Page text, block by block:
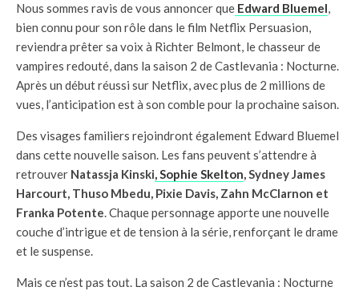
Nous sommes ravis de vous annoncer que Edward Bluemel,
bien connu pour son rôle dans le film Netflix Persuasion,
reviendra prêter sa voix à Richter Belmont, le chasseur de
vampires redouté, dans la saison 2 de Castlevania : Nocturne.
Après un début réussi sur Netflix, avec plus de 2 millions de
vues, l’anticipation est à son comble pour la prochaine saison.
Des visages familiers rejoindront également Edward Bluemel
dans cette nouvelle saison. Les fans peuvent s’attendre à
retrouver Natassja Kinski, Sophie Skelton, Sydney James
Harcourt, Thuso Mbedu, Pixie Davis, Zahn McClarnon et
Franka Potente. Chaque personnage apporte une nouvelle
couche d’intrigue et de tension à la série, renforçant le drame
et le suspense.
Mais ce n’est pas tout. La saison 2 de Castlevania : Nocturne